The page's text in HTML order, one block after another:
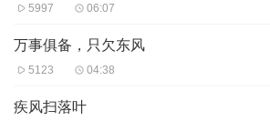
5997 06:07
万事俱备，只欠东风
5123 04:38
疾风扫落叶